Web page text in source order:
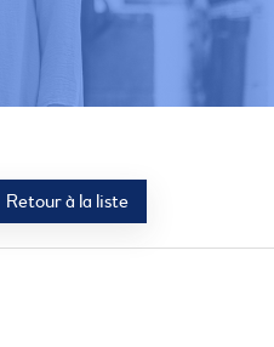
Retour à la liste